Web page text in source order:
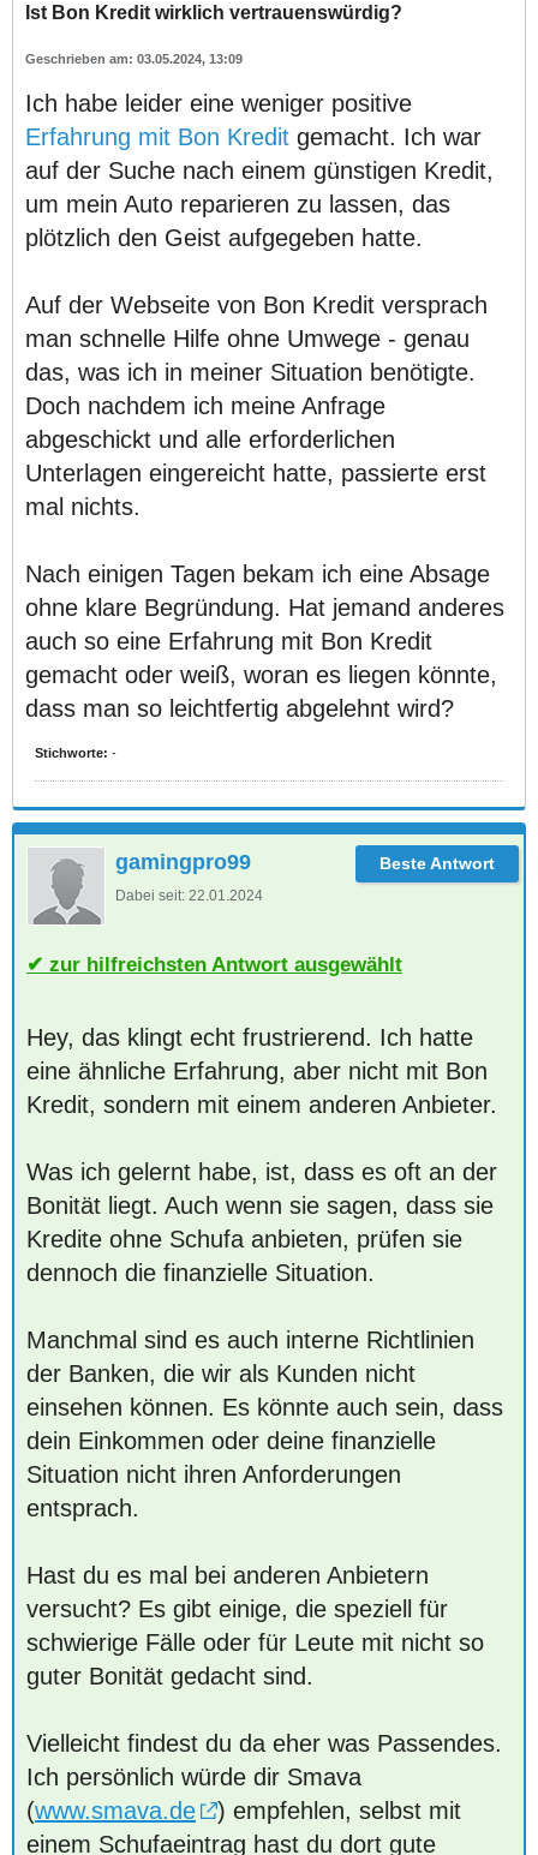
Ist Bon Kredit wirklich vertrauenswürdig?
03.05.2024, 13:09
Ich habe leider eine weniger positive
Erfahrung mit Bon Kredit gemacht. Ich war
auf der Suche nach einem günstigen Kredit,
um mein Auto reparieren zu lassen, das
plötzlich den Geist aufgegeben hatte.
Auf der Webseite von Bon Kredit versprach
man schnelle Hilfe ohne Umwege - genau
das, was ich in meiner Situation benötigte.
Doch nachdem ich meine Anfrage
abgeschickt und alle erforderlichen
Unterlagen eingereicht hatte, passierte erst
mal nichts.
Nach einigen Tagen bekam ich eine Absage
ohne klare Begründung. Hat jemand anderes
auch so eine Erfahrung mit Bon Kredit
gemacht oder weiß, woran es liegen könnte,
dass man so leichtfertig abgelehnt wird?
Stichworte: -
gamingpro99
Dabei seit: 22.01.2024
zur hilfreichsten Antwort ausgewählt
Hey, das klingt echt frustrierend. Ich hatte
eine ähnliche Erfahrung, aber nicht mit Bon
Kredit, sondern mit einem anderen Anbieter.
Was ich gelernt habe, ist, dass es oft an der
Bonität liegt. Auch wenn sie sagen, dass sie
Kredite ohne Schufa anbieten, prüfen sie
dennoch die finanzielle Situation.
Manchmal sind es auch interne Richtlinien
der Banken, die wir als Kunden nicht
einsehen können. Es könnte auch sein, dass
dein Einkommen oder deine finanzielle
Situation nicht ihren Anforderungen
entsprach.
Hast du es mal bei anderen Anbietern
versucht? Es gibt einige, die speziell für
schwierige Fälle oder für Leute mit nicht so
guter Bonität gedacht sind.
Vielleicht findest du da eher was Passendes.
Ich persönlich würde dir Smava
(www.smava.de
) empfehlen, selbst mit
einem Schufaeintrag hast du dort gute